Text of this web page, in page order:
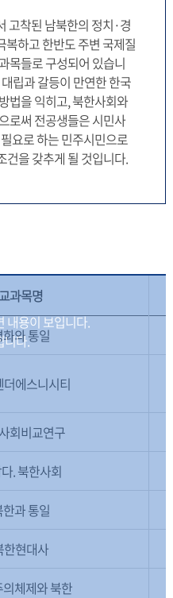
고착된 남북한의 정치·경
하고 한반도 주변 국제질
목들로 구성되어 있습니
립과 갈등이 만연한 한국
법을 익히고, 북한사회와
로써 전공생들은 시민사
요로 하는 민주시민으로
건을 갖추게 될 것입니다.
교과목명
와 통일
더에스니시티
회비교연구
. 북한사회
한과 통일
한현대사
체제와 북한